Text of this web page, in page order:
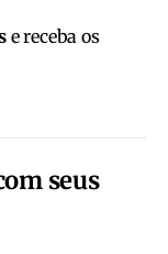
e receba os
seus